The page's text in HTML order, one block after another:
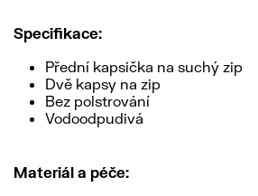
Specifikace:
Přední kapsička na suchý zip
Dvě kapsy na zip
Bez polstrování
Vodoodpudivá
Materiál a péče: